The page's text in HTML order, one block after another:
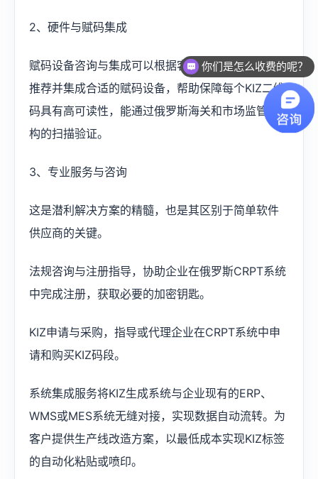
2、硬件与赋码集成
赋码设备咨询与集成可以根据客户的生产线情况，
推荐并集成合适的赋码设备，帮助保障每个KIZ二维
码具有高可读性，能通过俄罗斯海关和市场监管机
构的扫描验证。
3、专业服务与咨询
这是潜利解决方案的精髓，也是其区别于简单软件
供应商的关键。
法规咨询与注册指导，协助企业在俄罗斯CRPT系统
中完成注册，获取必要的加密钥匙。
KIZ申请与采购，指导或代理企业在CRPT系统中申
请和购买KIZ码段。
系统集成服务将KIZ生成系统与企业现有的ERP、
WMS或MES系统无缝对接，实现数据自动流转。为
客户提供生产线改造方案，以最低成本实现KIZ标签
的自动化粘贴或喷印。
你们是怎么收费的呢？